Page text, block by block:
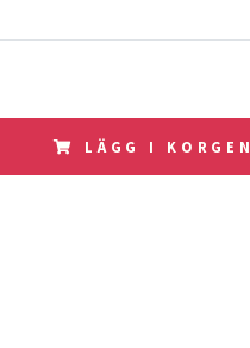
LÄGG I KORGEN